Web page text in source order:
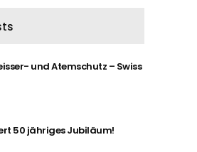
und Atemschutz – Swiss
50 jähriges Jubiläum!